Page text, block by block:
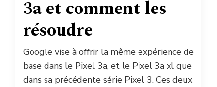
3a et comment les
résoudre
Google vise à offrir la même expérience de
base dans le Pixel 3a, et le Pixel 3a xl que
dans sa précédente série Pixel 3. Ces deux